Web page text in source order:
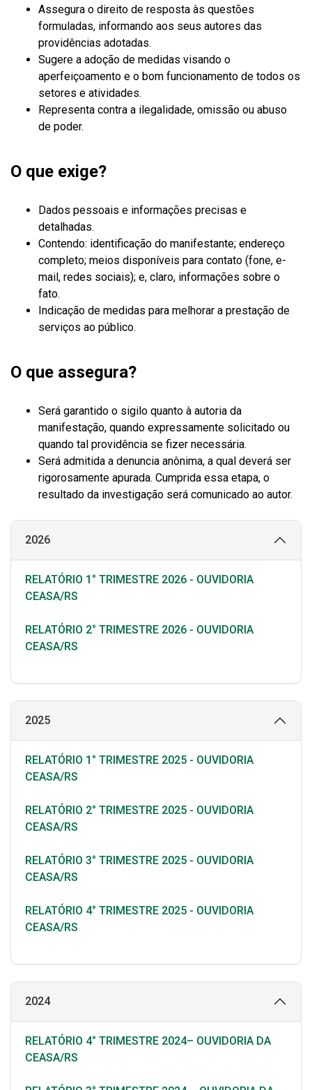
Assegura o direito de resposta às questões
formuladas, informando aos seus autores das
providências adotadas.
Sugere a adoção de medidas visando o
aperfeiçoamento e o bom funcionamento de todos os
setores e atividades.
Representa contra a ilegalidade, omissão ou abuso
de poder.
O que exige?
Dados pessoais e informações precisas e
detalhadas.
Contendo: identificação do manifestante; endereço
completo; meios disponíveis para contato (fone, e-
mail, redes sociais); e, claro, informações sobre o
fato.
Indicação de medidas para melhorar a prestação de
serviços ao público.
O que assegura?
Será garantido o sigilo quanto à autoria da
manifestação, quando expressamente solicitado ou
quando tal providência se fizer necessária.
Será admitida a denuncia anônima, a qual deverá ser
rigorosamente apurada. Cumprida essa etapa, o
resultado da investigação será comunicado ao autor.
2026
RELATÓRIO 1° TRIMESTRE 2026 - OUVIDORIA
CEASA/RS
RELATÓRIO 2° TRIMESTRE 2026 - OUVIDORIA
CEASA/RS
2025
RELATÓRIO 1° TRIMESTRE 2025 - OUVIDORIA
CEASA/RS
RELATÓRIO 2° TRIMESTRE 2025 - OUVIDORIA
CEASA/RS
RELATÓRIO 3° TRIMESTRE 2025 - OUVIDORIA
CEASA/RS
RELATÓRIO 4° TRIMESTRE 2025 - OUVIDORIA
CEASA/RS
2024
RELATÓRIO 4° TRIMESTRE 2024– OUVIDORIA DA
CEASA/RS